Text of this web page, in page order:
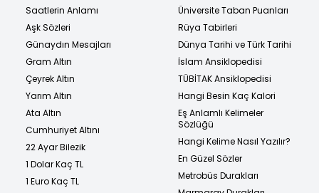
Saatlerin Anlamı
Aşk Sözleri
Günaydın Mesajları
Gram Altın
Çeyrek Altın
Yarım Altın
Ata Altın
Cumhuriyet Altını
22 Ayar Bilezik
1 Dolar Kaç TL
1 Euro Kaç TL
Üniversite Taban Puanları
Rüya Tabirleri
Dünya Tarihi ve Türk Tarihi
İslam Ansiklopedisi
TÜBİTAK Ansiklopedisi
Hangi Besin Kaç Kalori
Eş Anlamlı Kelimeler
Sözlüğü
Hangi Kelime Nasıl Yazılır?
En Güzel Sözler
Metrobüs Durakları